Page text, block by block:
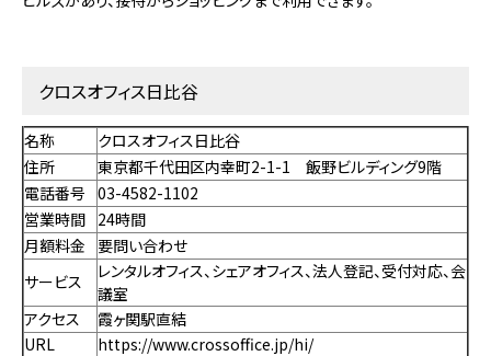
クロスオフィス日比谷
名称
クロスオフィス日比谷
住所
東京都千代田区内幸町2-1-1 飯野ビルディング9階
電話番号 03-4582-1102
営業時間 24時間
月額料金
要問い合わせ
サービス
レンタルオフィス、シェアオフィス、法人登記、受付対応、会
議室
アクセス
霞ヶ関駅直結
URL
https://www.crossoffice.jp/hi/